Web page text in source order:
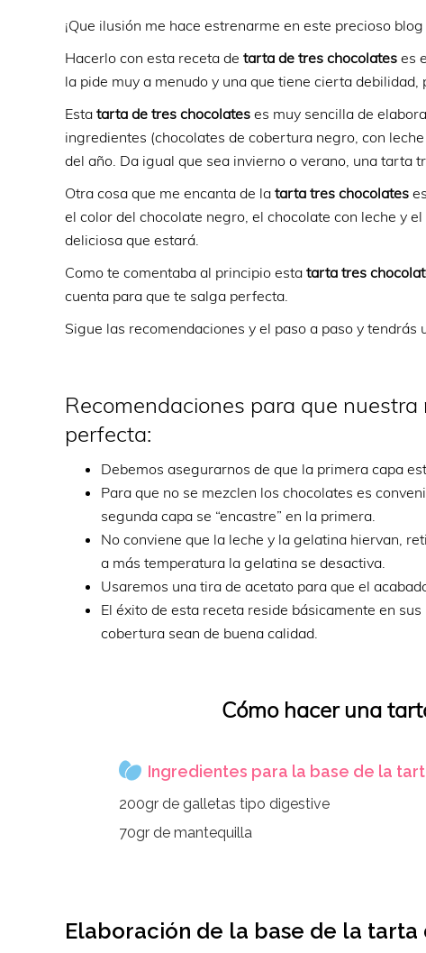
¡Que ilusión me hace estrenarme en este precioso
Hacerlo con esta receta de tarta de tres chocolates es
la pide muy a menudo y una que tiene cierta debilidad,
Esta tarta de tres chocolates es muy sencilla de
ingredientes (chocolates de cobertura negro, con
del año. Da igual que sea invierno o verano, una tarta
Otra cosa que me encanta de la tarta tres chocolates
el color del chocolate negro, el chocolate con leche y
deliciosa que estará.
Como te comentaba al principio esta tarta tres
cuenta para que te salga perfecta.
Sigue las recomendaciones y el paso a paso y
Recomendaciones para que
perfecta:
Debemos asegurarnos de que la primera capa
Para que no se mezclen los chocolates es
segunda capa se “encastre” en la primera.
No conviene que la leche y la gelatina hiervan,
a más temperatura la gelatina se desactiva.
Usaremos una tira de acetato para que el
El éxito de esta receta reside básicamente en
cobertura sean de buena calidad.
Cómo hacer una
Ingredientes para la base de la
200gr de galletas tipo digestive
70gr de mantequilla
Elaboración de la base de la